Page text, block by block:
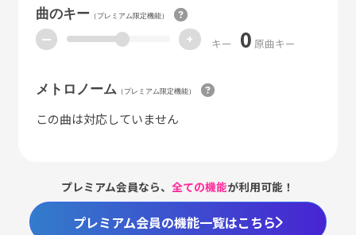
曲のキー（プレミアム限定機能）
ー + キー 0 原曲キー
メトロノーム （プレミアム限定機能）
この曲は対応していません
プレミアム会員なら、全ての機能が利用可能！
プレミアム会員の機能一覧はこちら